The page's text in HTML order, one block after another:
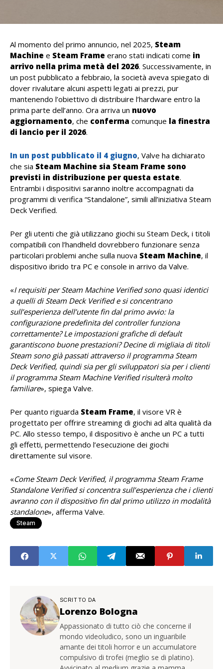
Al momento del primo annuncio, nel 2025, Steam
Machine e Steam Frame erano stati indicati come in
arrivo nella prima metà del 2026. Successivamente, in
un post pubblicato a febbraio, la società aveva spiegato di
dover rivalutare alcuni aspetti legati ai prezzi, pur
mantenendo l’obiettivo di distribuire l’hardware entro la
prima parte dell’anno. Ora arriva un nuovo
aggiornamento, che conferma comunque la finestra
di lancio per il 2026.
In un post pubblicato il 4 giugno, Valve ha dichiarato
che sia Steam Machine sia Steam Frame sono
previsti in distribuzione per questa estate.
Entrambi i dispositivi saranno inoltre accompagnati da
programmi di verifica “Standalone”, simili all’iniziativa Steam
Deck Verified.
Per gli utenti che già utilizzano giochi su Steam Deck, i titoli
compatibili con l’handheld dovrebbero funzionare senza
particolari problemi anche sulla nuova Steam Machine, il
dispositivo ibrido tra PC e console in arrivo da Valve.
«I requisiti per Steam Machine Verified sono quasi identici
a quelli di Steam Deck Verified e si concentrano
sull’esperienza dell’utente fin dal primo avvio: la
configurazione predefinita del controller funziona
correttamente? Le impostazioni grafiche di default
garantiscono buone prestazioni? Decine di migliaia di titoli
Steam sono già passati attraverso il programma Steam
Deck Verified, quindi sia per gli sviluppatori sia per i clienti
il programma Steam Machine Verified risulterà molto
familiare», spiega Valve.
Per quanto riguarda Steam Frame, il visore VR è
progettato per offrire streaming di giochi ad alta qualità da
PC. Allo stesso tempo, il dispositivo è anche un PC a tutti
gli effetti, permettendo l’esecuzione dei giochi
direttamente sul visore.
«Come Steam Deck Verified, il programma Steam Frame
Standalone Verified si concentra sull’esperienza che i clienti
avranno con il dispositivo fin dal primo utilizzo in modalità
standalone», afferma Valve.
Steam
SCRITTO DA
Lorenzo Bologna
Appassionato di tutto ciò che concerne il
mondo videoludico, sono un inguaribile
amante dei titoli horror e un accumulatore
compulsivo di trofei (meglio se di platino).